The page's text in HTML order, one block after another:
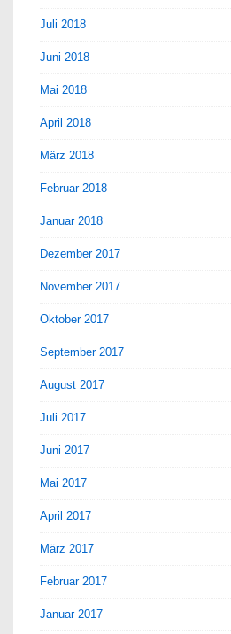
Juli 2018
Juni 2018
Mai 2018
April 2018
März 2018
Februar 2018
Januar 2018
Dezember 2017
November 2017
Oktober 2017
September 2017
August 2017
Juli 2017
Juni 2017
Mai 2017
April 2017
März 2017
Februar 2017
Januar 2017